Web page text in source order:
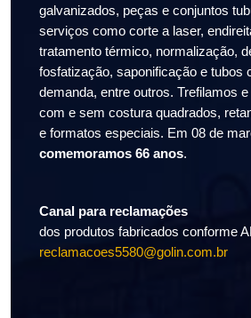
galvanizados, peças e conjuntos
serviços como corte a laser,
tratamento térmico, normalização,
fosfatização, saponificação e tubos
demanda, entre outros. Trefilamos
com e sem costura quadrados,
e formatos especiais. Em 08 de
comemoramos 66 anos.
Canal para reclamações
dos produtos fabricados conforme
reclamacoes5580@golin.com.br